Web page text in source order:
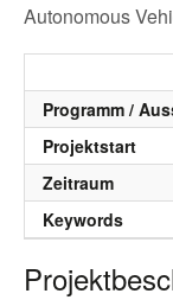
Autonomous
Programm /
Projektstart
Zeitraum
Keywords